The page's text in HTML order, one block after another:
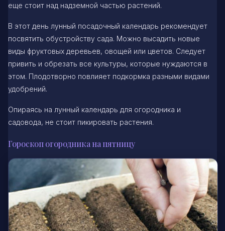
еще стоит над надземной частью растений.
В этот день лунный посадочный календарь рекомендует
посвятить обустройству сада. Можно высадить новые
виды фруктовых деревьев, овощей или цветов. Следует
привить и обрезать все культуры, которые нуждаются в
этом. Плодотворно повлияет подкормка разными видами
удобрений.
Опираясь на лунный календарь для огородника и
садовода, не стоит пикировать растения.
Гороскоп огородника на пятницу